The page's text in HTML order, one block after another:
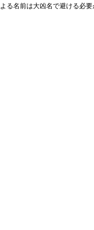
よる名前は大凶名で避ける必